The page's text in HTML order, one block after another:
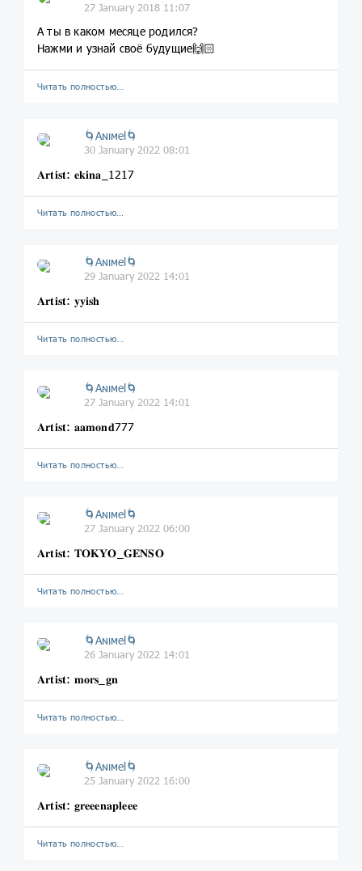
27 January 2018 11:07
А ты в каком месяце родился?
Нажми и узнай своё будущие🙌🏻
Читать полностью…
🌀Aɴιмel🌀
30 January 2022 08:01
𝐀𝐫𝐭𝐢𝐬𝐭: 𝐞𝐤𝐢𝐧𝐚_1217
Читать полностью…
🌀Aɴιмel🌀
29 January 2022 14:01
𝐀𝐫𝐭𝐢𝐬𝐭: 𝐲𝐲𝐢𝐬𝐡
Читать полностью…
🌀Aɴιмel🌀
27 January 2022 14:01
𝐀𝐫𝐭𝐢𝐬𝐭: 𝐚𝐚𝐦𝐨𝐧𝐝777
Читать полностью…
🌀Aɴιмel🌀
27 January 2022 06:00
𝐀𝐫𝐭𝐢𝐬𝐭: 𝐓𝐎𝐊𝐘𝐎_𝐆𝐄𝐍𝐒𝐎
Читать полностью…
🌀Aɴιмel🌀
26 January 2022 14:01
𝐀𝐫𝐭𝐢𝐬𝐭: 𝐦𝐨𝐫𝐬_𝐠𝐧
Читать полностью…
🌀Aɴιмel🌀
25 January 2022 16:00
𝐀𝐫𝐭𝐢𝐬𝐭: 𝐠𝐫𝐞𝐞𝐞𝐧𝐚𝐩𝐥𝐞𝐞𝐞
Читать полностью…